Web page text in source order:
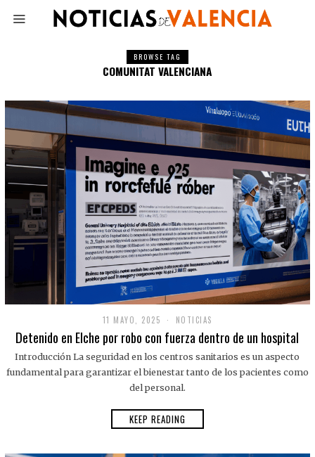
BROWSE TAG
COMUNITAT VALENCIANA
11 MAYO, 2025 NOTICIAS
Detenido en Elche por robo con fuerza dentro de un hospital
Introducción La seguridad en los centros sanitarios es un aspecto
fundamental para garantizar el bienestar tanto de los pacientes como
del personal.
KEEP READING